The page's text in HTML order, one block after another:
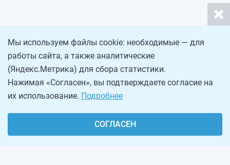
Мы используем файлы cookie: необходимые — для
работы сайта, а также аналитические
(Яндекс.Метрика) для сбора статистики.
Нажимая «Согласен», вы подтверждаете согласие на
их использование. Подробнее
СОГЛАСЕН